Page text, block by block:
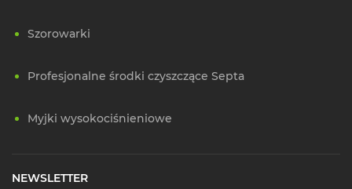
Szorowarki
Profesjonalne środki czyszczące Septa
Myjki wysokociśnieniowe
NEWSLETTER